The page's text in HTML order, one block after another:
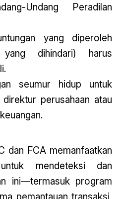
Undang Peradilan
yang diperoleh
dihindari) harus
seumur hidup untuk
perusahaan atau
dan FCA memanfaatkan
mendeteksi dan
ini—termasuk program
pemantauan transaksi,